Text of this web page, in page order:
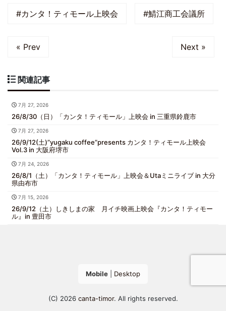
#カンタ！ティモール上映会 #鯖江商工会議所
« Prev Next »
関連記事
7月 27, 2026
26/8/30（日）「カンタ！ティモール」上映会 in 三重県鈴鹿市
7月 27, 2026
26/9/12(土)”yugaku coffee”presents カンタ！ティモール上映会
Vol.3 in 大阪府堺市
7月 24, 2026
26/8/1（土）「カンタ！ティモール」上映会＆Utaミニライブ in 大分
県由布市
7月 15, 2026
26/9/12（土）しきしまの家 月イチ映画上映会『カンタ！ティモー
ル』in 豊田市
Mobile Desktop
(C) 2026 canta-timor. All rights reserved.